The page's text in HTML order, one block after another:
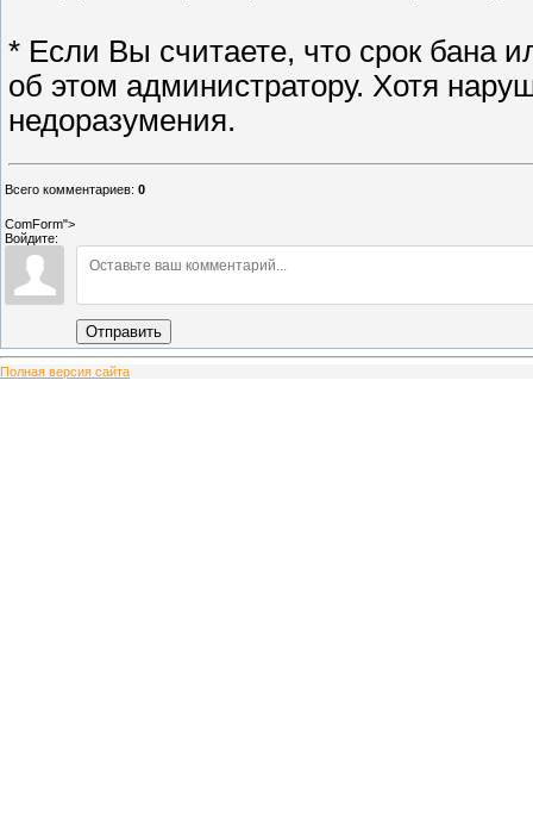
* Если Вы считаете, что срок бана
об этом администратору. Хотя
недоразумения.
Всего комментариев: 0
ComForm">
Войдите:
Отправить
Полная версия сайта